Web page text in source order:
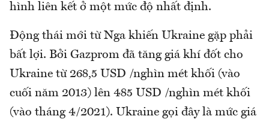
hình liên kết ở một mức độ nhất định.
Động thái mới từ Nga khiến Ukraine gặp phải
bất lợi. Bởi Gazprom đã tăng giá khí đốt cho
Ukraine từ 268,5 USD /nghìn mét khối (vào
cuối năm 2013) lên 485 USD /nghìn mét khối
(vào tháng 4/2021). Ukraine gọi đây là mức giá